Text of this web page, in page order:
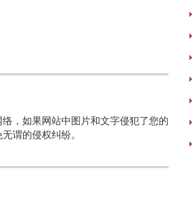
，如果网站中图片和文字侵犯了您的
谓的侵权纠纷。